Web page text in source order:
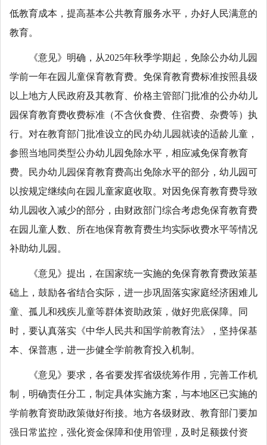
低教育成本，提高基本公共教育服务水平，办好人民满意的
教育。
《意见》明确，从2025年秋季学期起，免除公办幼儿园
学前一年在园儿童保育教育费。免保育教育费标准按照县级
以上地方人民政府及其教育、价格主管部门批准的公办幼儿
园保育教育费收费标准（不含伙食费、住宿费、杂费等）执
行。对在教育部门批准设立的民办幼儿园就读的适龄儿童，
参照当地同类型公办幼儿园免除水平，相应减免保育教育
费。民办幼儿园保育教育费高出免除水平的部分，幼儿园可
以按规定继续向在园儿童家庭收取。对因免保育教育费导致
幼儿园收入减少的部分，由财政部门综合考虑免保育教育费
在园儿童人数、所在地保育教育费生均实际收费水平等情况
补助幼儿园。
《意见》提出，在国家统一实施的免保育教育费政策基
础上，鼓励各省结合实际，进一步巩固落实家庭经济困难儿
童、孤儿和残疾儿童等群体资助政策，做好兜底保障。同
时，要认真落实《中华人民共和国学前教育法》，坚持保基
本、保普惠，进一步健全学前教育投入机制。
《意见》要求，各省要发挥省级统筹作用，完善工作机
制，明确责任分工，制定具体实施方案，与本地区已实施的
学前教育资助政策做好衔接。地方各级财政、教育部门要加
强日常监控，强化资金保障和使用管理，及时足额拨付资